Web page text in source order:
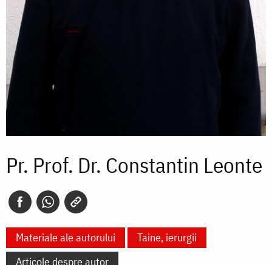
Pr. Prof. Dr. Constantin Leonte
Materiale ale autorului
Taine, ierurgii
Articole despre autor